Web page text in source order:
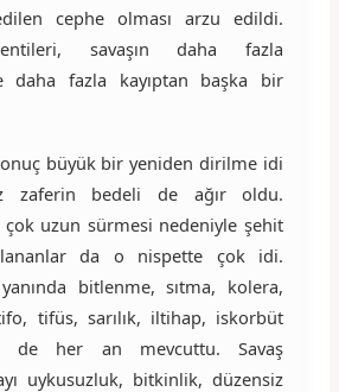
cephe olması arzu edildi.
savaşın daha fazla
daha fazla kayıptan başka bir
büyük bir yeniden dirilme idi
zaferin bedeli de ağır oldu.
uzun sürmesi nedeniyle şehit
da o nispette çok idi.
yanında bitlenme, sıtma, kolera,
tifüs, sarılık, iltihap, iskorbüt
de her an mevcuttu. Savaş
uykusuzluk, bitkinlik, düzensiz